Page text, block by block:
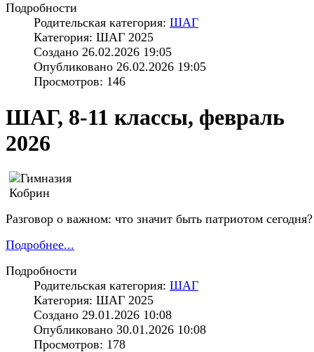
Подробности
Родительская категория: ШАГ
Категория: ШАГ 2025
Создано 26.02.2026 19:05
Опубликовано 26.02.2026 19:05
Просмотров: 146
ШАГ, 8-11 классы, февраль
2026
Разговор о важном: что значит быть патриотом сегодня?
Подробнее...
Подробности
Родительская категория: ШАГ
Категория: ШАГ 2025
Создано 29.01.2026 10:08
Опубликовано 30.01.2026 10:08
Просмотров: 178